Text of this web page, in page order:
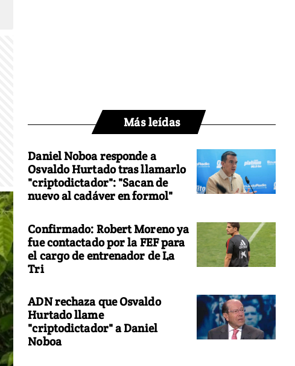
Más leídas
Daniel Noboa responde a
Osvaldo Hurtado tras llamarlo
"criptodictador": "Sacan de
nuevo al cadáver en formol"
Confirmado: Robert Moreno ya
fue contactado por la FEF para
el cargo de entrenador de La
Tri
ADN rechaza que Osvaldo
Hurtado llame
"criptodictador" a Daniel
Noboa